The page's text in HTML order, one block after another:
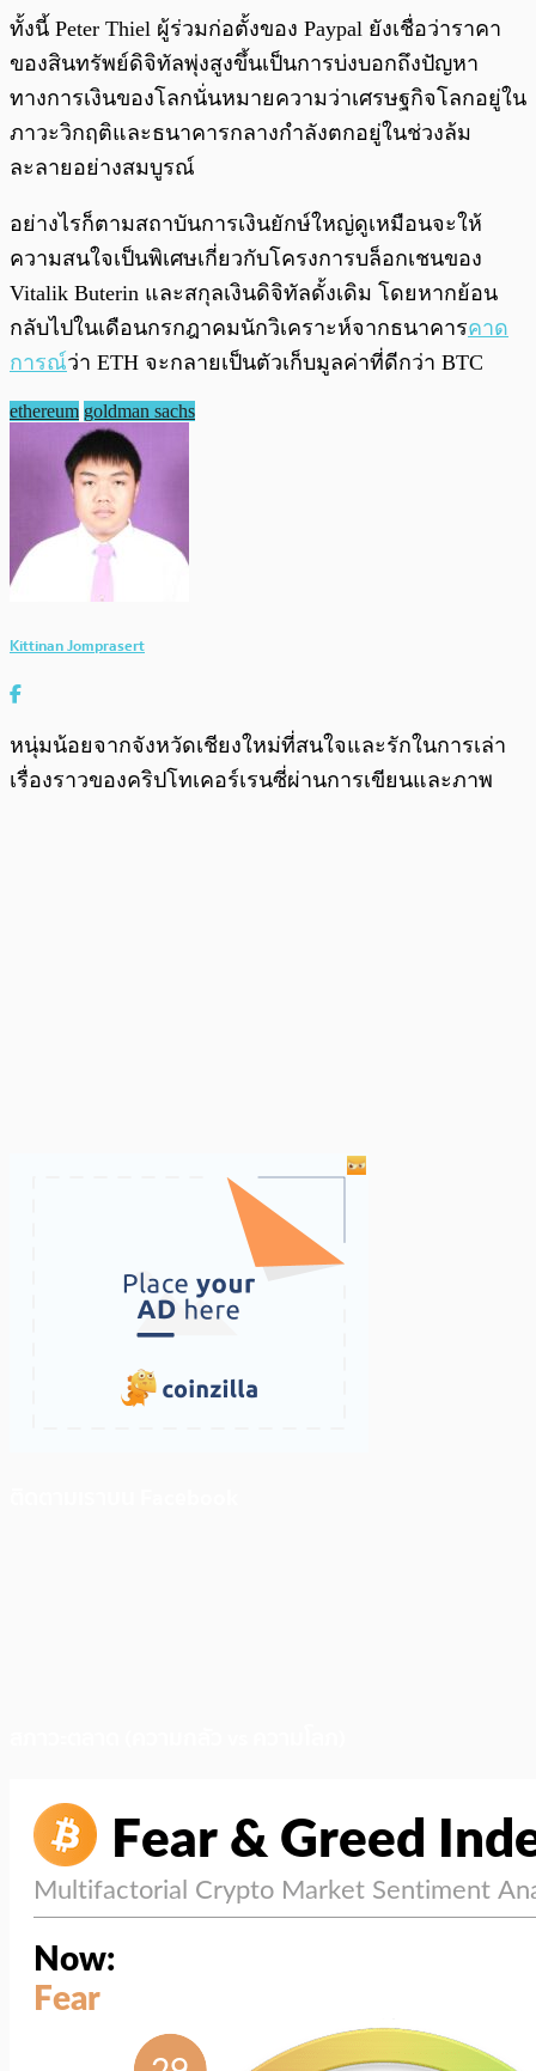
ทั้งนี้ Peter Thiel ผู้ร่วมก่อตั้งของ Paypal ยังเชื่อว่าราคา
ของสินทรัพย์ดิจิทัลพุ่งสูงขึ้นเป็นการบ่งบอกถึงปัญหา
ทางการเงินของโลกนั่นหมายความว่าเศรษฐกิจโลกอยู่ใน
ภาวะวิกฤติและธนาคารกลางกำลังตกอยู่ในช่วงล้ม
ละลายอย่างสมบูรณ์
อย่างไรก็ตามสถาบันการเงินยักษ์ใหญ่ดูเหมือนจะให้
ความสนใจเป็นพิเศษเกี่ยวกับโครงการบล็อกเชนของ
Vitalik Buterin และสกุลเงินดิจิทัลดั้งเดิม โดยหากย้อน
กลับไปในเดือนกรกฎาคมนักวิเคราะห์จากธนาคารคาด
การณ์ว่า ETH จะกลายเป็นตัวเก็บมูลค่าที่ดีกว่า BTC
ethereum goldman sachs
Kittinan Jomprasert
หนุ่มน้อยจากจังหวัดเชียงใหม่ที่สนใจและรักในการเล่า
เรื่องราวของคริปโทเคอร์เรนซี่ผ่านการเขียนและภาพ